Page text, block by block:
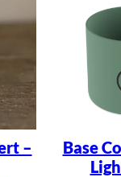
–
Base